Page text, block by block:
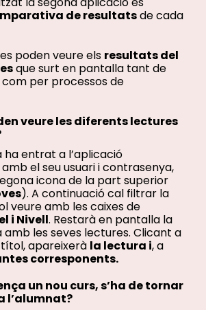
de resultatsde cada
poden veure els resultats del
que surt en pantalla tant de
per processos de
veure les diferents lectures
ha entrat a l’aplicació
el seu usuari i contrasenya,
icona de la part superior
). A continuació cal filtrar la
veure amb les caixes de
i Nivell. Restarà en pantalla la
amb les seves lectures. Clicant a
apareixerà la lectura i, a
corresponents.
un nou curs, s’ha de tornar
l’alumnat?